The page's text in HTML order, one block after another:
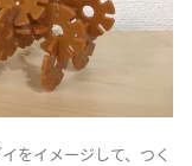
をイメージして、つく